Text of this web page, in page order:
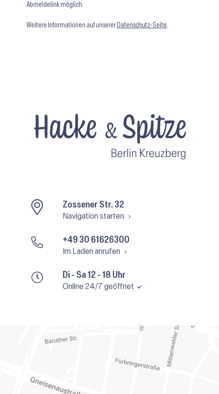
Abmeldelink möglich.
Weitere Informationen auf unserer Datenschutz-Seite.
Di - Sa 12 - 18 Uhr
Online 24/7 geöffnet
Zossener Str. 32
Navigation starten
+49 30 61626300
Im Laden anrufen